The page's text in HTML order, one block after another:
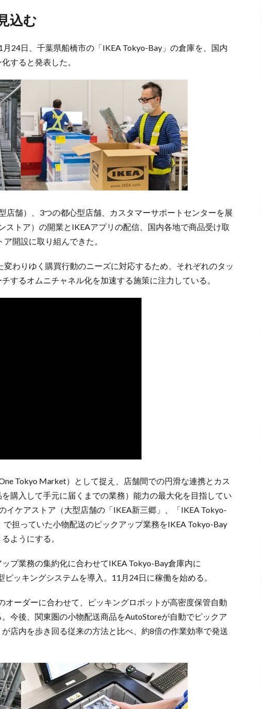
込む
24日、千葉県船橋市の「IKEA Tokyo-Bay」の倉庫を、国内
すると発表した。
店舗）、3つの都心型店舗、カスタマーサポートセンターを展
ストア）の開業とIKEAアプリの配信、国内各地で商品受け取
開設に取り組んできた。
わりゆく購買行動のニーズに対応するため、それぞれのタッ
するオムニチャネル化を加速する施策に注力している。
Tokyo Market）として捉え、店舗間での円滑な連携とカス
購入して手元に届くまでの業務）能力の最大化を目指してい
イケアストア（大型店舗の「IKEA新三郷」、「IKEA Tokyo-
担っていた小物配送のピックアップ業務をIKEA Tokyo-Bay
ようにする。
プ業務の集約化に合わせてIKEA Tokyo-Bay倉庫内に
ッキングシステムを導入。11月24日に稼働を始める。
オーダーに合わせて、ピッキングロボットが高密度保管自動
今後、関東圏の小物配送商品をAutoStoreが自動でピックア
店内を歩き回る従来の方法と比べ、約8倍の作業効率で発送